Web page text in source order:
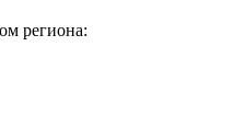
региона: